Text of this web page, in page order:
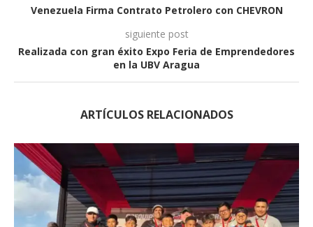
Venezuela Firma Contrato Petrolero con CHEVRON
siguiente post
Realizada con gran éxito Expo Feria de Emprendedores
en la UBV Aragua
ARTÍCULOS RELACIONADOS